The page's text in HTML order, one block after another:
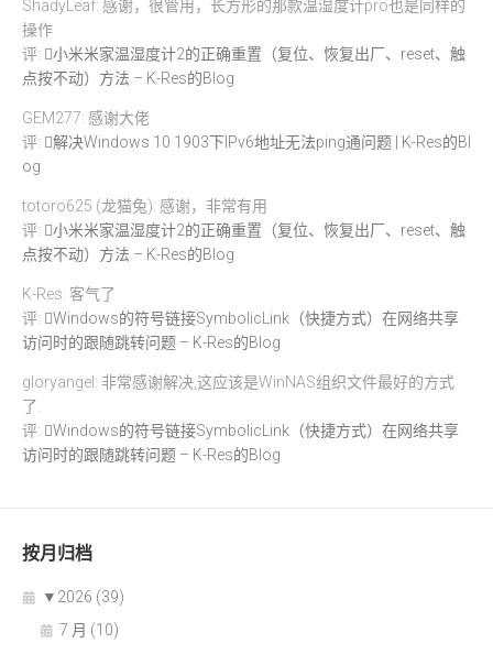
ShadyLeaf: 感谢，很管用，长方形的那款温湿度计pro也是同样的
操作
评:
小米米家温湿度计2的正确重置（复位、恢复出厂、reset、触
点按不动）方法 – K-Res的Blog
GEM277: 感谢大佬
评:
解决Windows 10 1903下IPv6地址无法ping通问题 | K-Res的Bl
og
totoro625 (龙猫兔): 感谢，非常有用
评:
小米米家温湿度计2的正确重置（复位、恢复出厂、reset、触
点按不动）方法 – K-Res的Blog
K-Res: 客气了
评:
Windows的符号链接SymbolicLink（快捷方式）在网络共享
访问时的跟随跳转问题 – K-Res的Blog
gloryangel: 非常感谢解决,这应该是WinNAS组织文件最好的方式
了.
评:
Windows的符号链接SymbolicLink（快捷方式）在网络共享
访问时的跟随跳转问题 – K-Res的Blog
按月归档
▼ 2026 (39)
7 月 (10)